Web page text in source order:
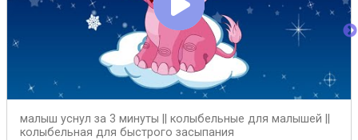
малыш уснул за 3 минуты || колыбельные для малышей ||
колыбельная для быстрого засыпания